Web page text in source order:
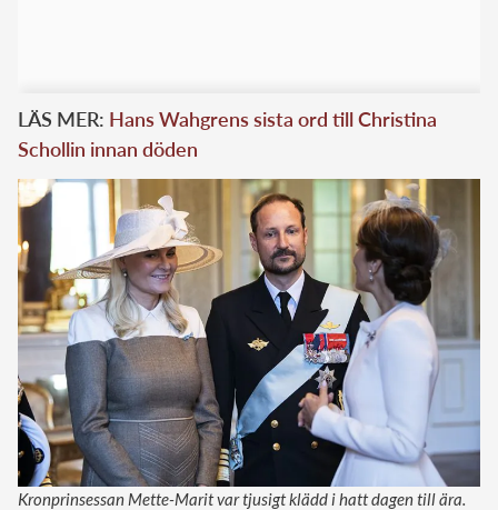
LÄS MER: Hans Wahgrens sista ord till Christina
Schollin innan döden
Kronprinsessan Mette-Marit var tjusigt klädd i hatt dagen till ära.